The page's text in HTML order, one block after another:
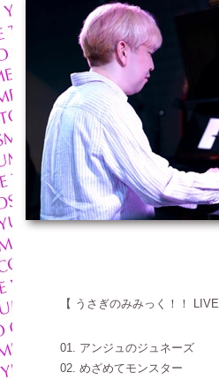
【 うさぎのみみっく！！ LIVE
01. アンジュのジュネーズ
02. めざめてモンスター